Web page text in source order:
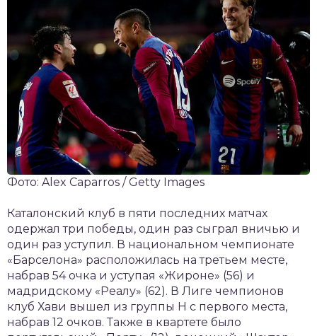
Фото: Alex Caparros / Getty Images
Каталонский клуб в пяти последних матчах
одержал три победы, один раз сыграл вничью и
один раз уступил. В национальном чемпионате
«Барселона» расположилась на третьем месте,
набрав 54 очка и уступая «Жироне» (56) и
мадридскому «Реалу» (62). В Лиге чемпионов
клуб Хави вышел из группы Н с первого места,
набрав 12 очков. Также в квартете было